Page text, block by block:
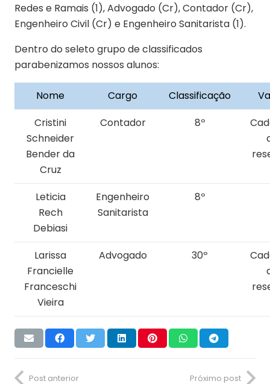
Redes e Ramais (1), Advogado (Cr), Contador (Cr),
Engenheiro Civil (Cr) e Engenheiro Sanitarista (1).
Dentro do seleto grupo de classificados
parabenizamos nossos alunos:
Nome Cargo Classificação
Cristini
Schneider
Bender da
Cruz
Contador 8º
Leticia
Rech
Debiasi
Engenheiro
Sanitarista
8º
Larissa
Francielle
Franceschi
Vieira
Advogado 30º
Post anterior Próximo post